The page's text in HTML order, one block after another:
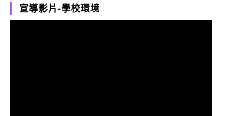
宣導影片-學校環境